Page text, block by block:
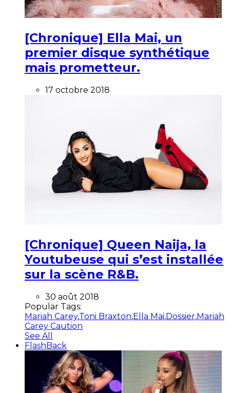
[Chronique] Ella Mai, un
premier disque synthétique
mais prometteur.
17 octobre 2018
[Chronique] Queen Naija, la
Youtubeuse qui s’est installée
sur la scène R&B.
30 août 2018
Popular Tags:
Mariah Carey,Toni Braxton,Ella Mai,Dossier,Mariah
Carey Caution
See All
FlashBack